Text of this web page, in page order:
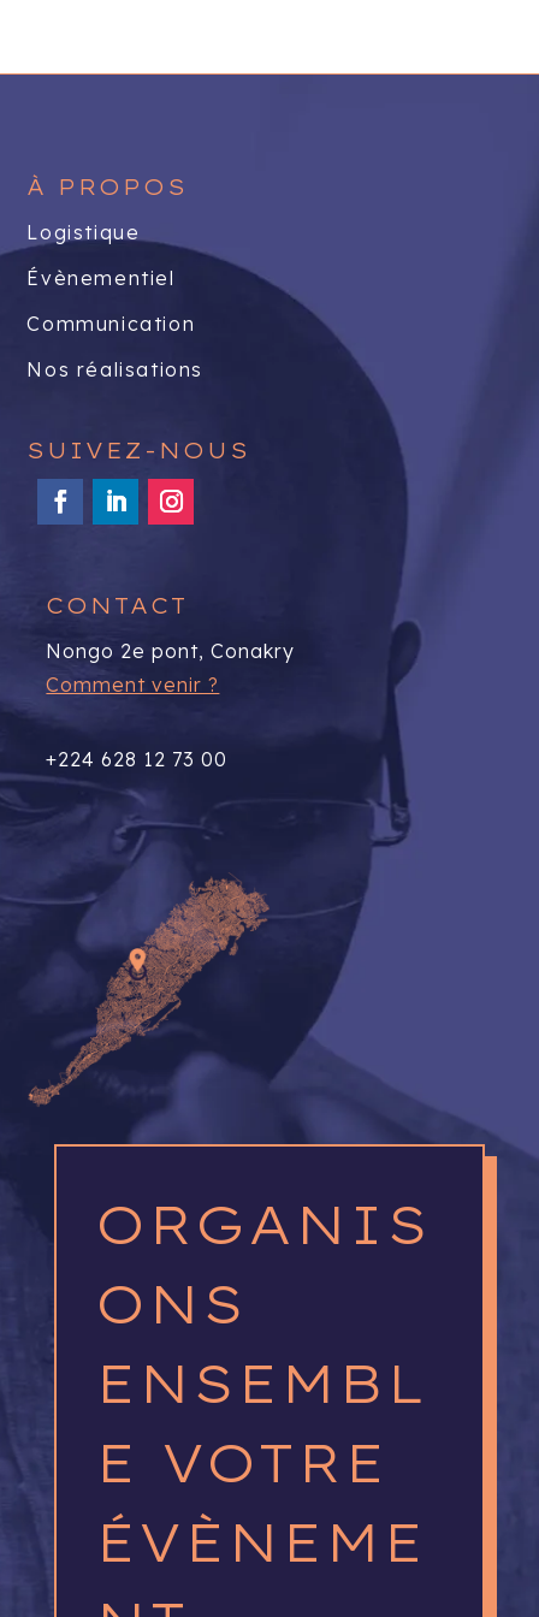
À PROPOS
Logistique
Évènementiel
Communication
Nos réalisations
SUIVEZ-NOUS
CONTACT
Nongo 2e pont, Conakry
Comment venir ?
+224 628 12 73 00
ORGANIS
ONS
ENSEMBL
E VOTRE
ÉVÈNEME